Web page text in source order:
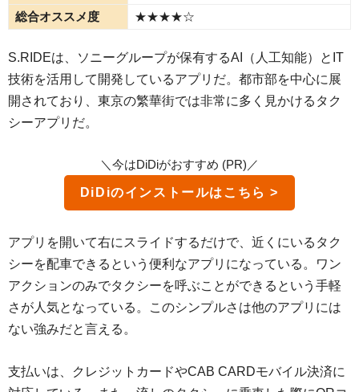
総合オススメ度 ★★★★☆
S.RIDEは、ソニーグループが保有するAI（人工知能）とIT
技術を活用して開発しているアプリだ。都市部を中心に展
開されており、東京の繁華街では非常に多く見かけるタク
シーアプリだ。
＼今はDiDiがおすすめ (PR)／
DiDi
アプリを開いて右にスライドするだけで、近くにいるタク
シーを配車できるという便利なアプリになっている。ワン
アクションのみでタクシーを呼ぶことができるという手軽
さが人気となっている。このシンプルさは他のアプリには
ない強みだと言える。
支払いは、クレジットカードやCAB CARDモバイル決済に